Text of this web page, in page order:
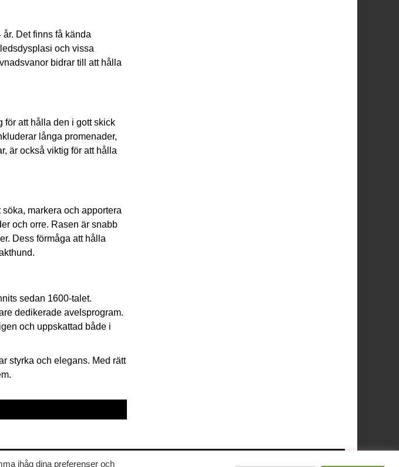
Det finns få kända
och vissa
bidrar till att hålla
för att hålla den i gott skick
långa promenader,
är också viktig för att hålla
markera och apportera
och orre. Rasen är snabb
Dess förmåga att hålla
sedan 1600-talet.
dedikerade avelsprogram.
och uppskattad både i
styrka och elegans. Med rätt
Fågelhunden
ihåg dina preferenser och